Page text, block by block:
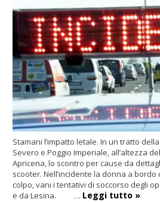
Stamani l’impatto letale. In un tratto
Severo e Poggio Imperiale, all’altezza
Apricena, lo scontro per cause da
scooter. Nell’incidente la donna a
colpo, vani i tentativi di soccorso degli
e da Lesina. … Leggi tutto »